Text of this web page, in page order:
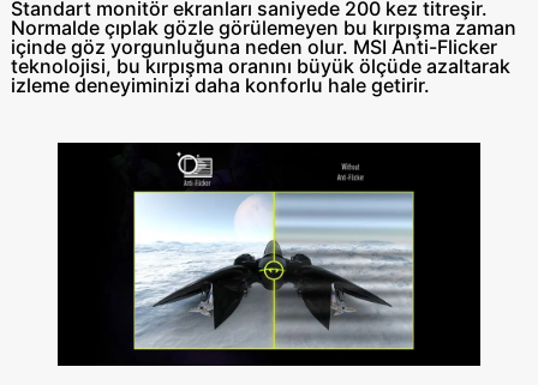
Standart monitör ekranları saniyede 200 kez titreşir.
Normalde çıplak gözle görülemeyen bu kırpışma zaman
içinde göz yorgunluğuna neden olur. MSI Anti-Flicker
teknolojisi, bu kırpışma oranını büyük ölçüde azaltarak
izleme deneyiminizi daha konforlu hale getirir.